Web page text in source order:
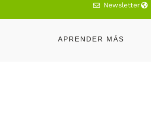
Newsletter
APRENDER MÁS